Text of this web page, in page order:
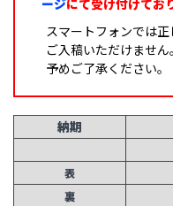
スマートフォンでは正
ご入稿いただけません。
予めご了承ください。
納期
表
裏